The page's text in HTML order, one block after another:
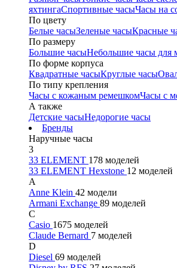
яхтингаСпортивные часыЧасы на
По цвету
Белые часыЗеленые часыКрасные
По размеру
Большие часыНебольшие часы для
По форме корпуса
Квадратные часыКруглые часы
По типу крепления
Часы с кожаным ремешкомЧасы с
А также
Детские часыНедорогие часы
Бренды
Наручные часы
3
33 ELEMENT 178 моделей
33 ELEMENT Hexstone 12 моделей
A
Anne Klein 42 модели
Armani Exchange 89 моделей
C
Casio 1675 моделей
Claude Bernard 7 моделей
D
Diesel 69 моделей